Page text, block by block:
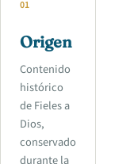
01
Origen
Contenido
histórico
de Fieles a
Dios,
conservado
durante la